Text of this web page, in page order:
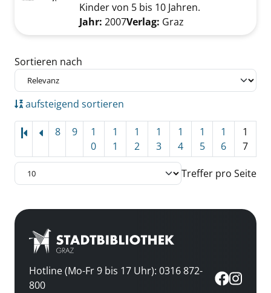
Kinder von 5 bis 10 Jahren.
Suche nach diesem Verfasser
Jahr: 2007Verlag: Graz
Zu den Suchfiltern springen
Sortieren nach
aufsteigend sortieren
8 9
1
0
1
1
1
2
1
3
1
4
1
5
1
6
1
7
Treffer pro Seite
Hotline (Mo-Fr 9 bis 17 Uhr): 0316 872-
800